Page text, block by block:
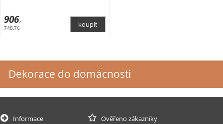
906,-
748,76
Dekorace do domácnosti
Informace Ověřeno zákazníky